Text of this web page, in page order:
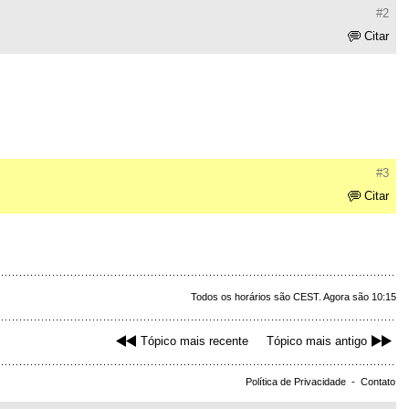
#2
Citar
#3
Citar
Todos os horários são CEST. Agora são 10:15
Tópico mais recente Tópico mais antigo
Política de Privacidade - Contato